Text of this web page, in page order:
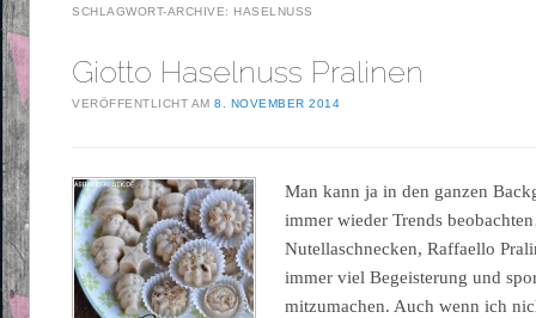
SCHLAGWORT-ARCHIVE: HASELNUSS
Giotto Haselnuss Pralinen
VERÖFFENTLICHT AM8. NOVEMBER 2014
Man kann ja in den ganzen
immer wieder Trends
Nutellaschnecken, Raffaello
immer viel Begeisterung und
mitzumachen. Auch wenn ich